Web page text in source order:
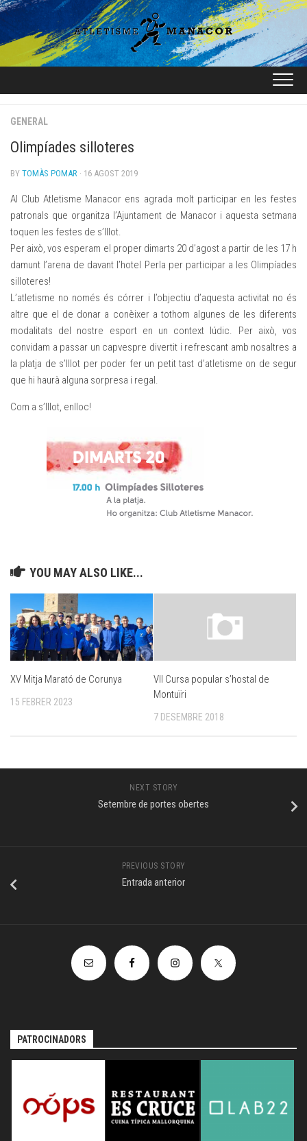
Skip
to
content
GENERAL
Olimpíades silloteres
BY TOMÀS POMAR · 16 AGOST 2019
Al Club Atletisme Manacor ens agrada molt participar en les festes
patronals que organitza l’Ajuntament de Manacor i aquesta setmana
toquen les festes de s’Illot.
Per això, vos esperam el proper dimarts 20 d’agost a partir de les 17 h
damunt l’arena de davant l’hotel Perla per participar a les Olimpíades
silloteres!
L’atletisme no només és córrer i l’objectiu d’aquesta activitat no és
altre que el de donar a conèixer a tothom algunes de les diferents
modalitats del nostre esport en un context lúdic. Per això, vos
convidam a passar un capvespre divertit i refrescant amb nosaltres a
la platja de s’Illot per poder fer un petit tast d’atletisme on de segur
que hi haurà alguna sorpresa i regal.
Com a s’Illot, enlloc!
YOU MAY ALSO LIKE...
XV Mitja Marató de Corunya
15 FEBRER 2023
VII Cursa popular s’hostal de
Montuïri
7 DESEMBRE 2018
NEXT STORY
Setembre de portes obertes
PREVIOUS STORY
Entrada anterior
PATROCINADORS